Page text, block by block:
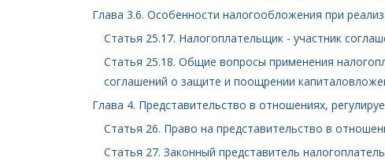
Глава 3.6. Особенности налогообложения при
Статья 25.17. Налогоплательщик - участник
Статья 25.18. Общие вопросы применения
соглашений о защите и поощрении
Глава 4. Представительство в отношениях,
Статья 26. Право на представительство в
Статья 27. Законный представитель